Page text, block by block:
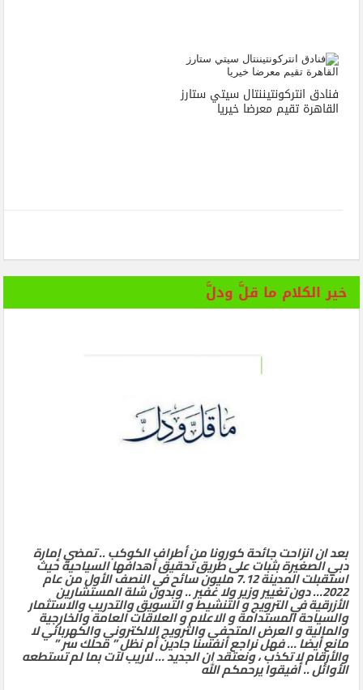
فنادق انتركونتيننتال سيتي ستارز
القاهرة تقيم معرضا خيريا
خير الكلام ما قلَّ ودلَّ
بعد ان انزاحت جائحة كورونا من أطراف الكوكب .. تمضي إمارة
دبي الصغيرة بثبات على طريق تحقيق أهدافها السياحية حيث
استقبلت المدينة 7.12 مليون سائح في النصف الأول من عام
2022… دون تغيير وزير ولا غفير .. وبدون شلة المستشارين
الأزرقية في الترويج و التنشيط و التسويق والتدريب والاستثمار
والسياحة المستدامة و الاعلام و العلاقات العامة والخارجية
والمالية و العرض المتحفي والترويج الالكتروني والكهربائي لا
مانع أيضا … فهل نراجع أنفسنا جادين أم نظل ” محلك سر ”
والأرقام لا تكذب ، ونعتقد ان الجديد … لاريب لآت بما لم تستطعه
الأوائل .. أفيقوا يرحمكم الله